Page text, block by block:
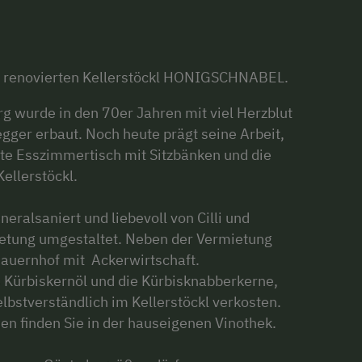
Kellerstöckl HONIGSCHNABEL.
wurde in den 70er Jahren mit viel Herzblut
erbaut. Noch heute prägt seine Arbeit,
Esszimmertisch mit Sitzbänken und die
und liebevoll von Cilli und
umgestaltet. Neben der Vermietung
mit Ackerwirtschaft.
und die Kürbisknabberkerne,
im Kellerstöckl verkosten.
finden Sie in der hauseigenen Vinothek.